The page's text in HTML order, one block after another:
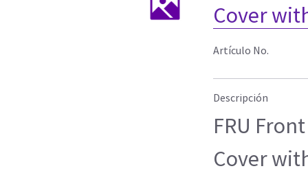
Cover
Artículo No.
Descripción
FRU
Cover